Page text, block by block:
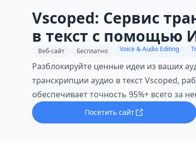
Vscoped: Сервис
в текст с помощью
Веб-сайт Бесплатно Voice & Audio Editing
Разблокируйте ценные идеи из ваших
транскрипции аудио в текст Vscoped,
обеспечивает точность 95%+ всего за
Посетить сайт